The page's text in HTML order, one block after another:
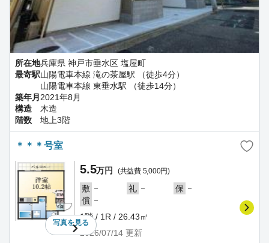
所在地兵庫県 神戸市垂水区 塩屋町
最寄駅山陽電車本線 滝の茶屋駅 （徒歩4分）
山陽電車本線 東垂水駅 （徒歩14分）
築年月2021年8月
構造
木造
階数
地上3階
＊＊＊号室
写真を見る
5.5万円 (共益費 5,000円)
敷 － 礼 － 保 －
償 －
1階 / 1R / 26.43㎡
2026/07/14 更新